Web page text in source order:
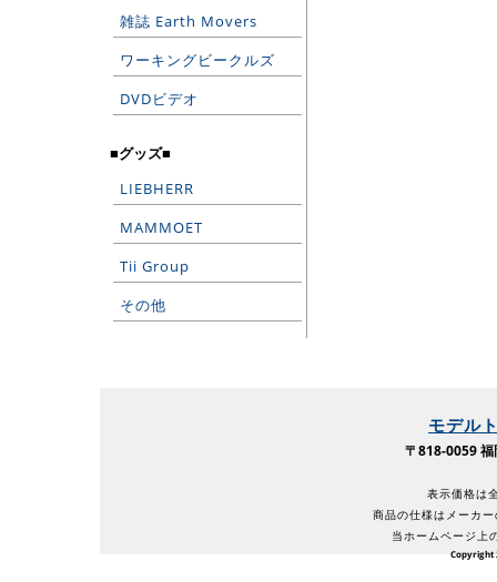
雑誌 Earth Movers
ワーキングビークルズ
DVDビデオ
■グッズ■
LIEBHERR
MAMMOET
Tii Group
その他
モデル
〒818-0059
表示価格は
商品の仕様はメーカ
当ホームページ上
Copyright